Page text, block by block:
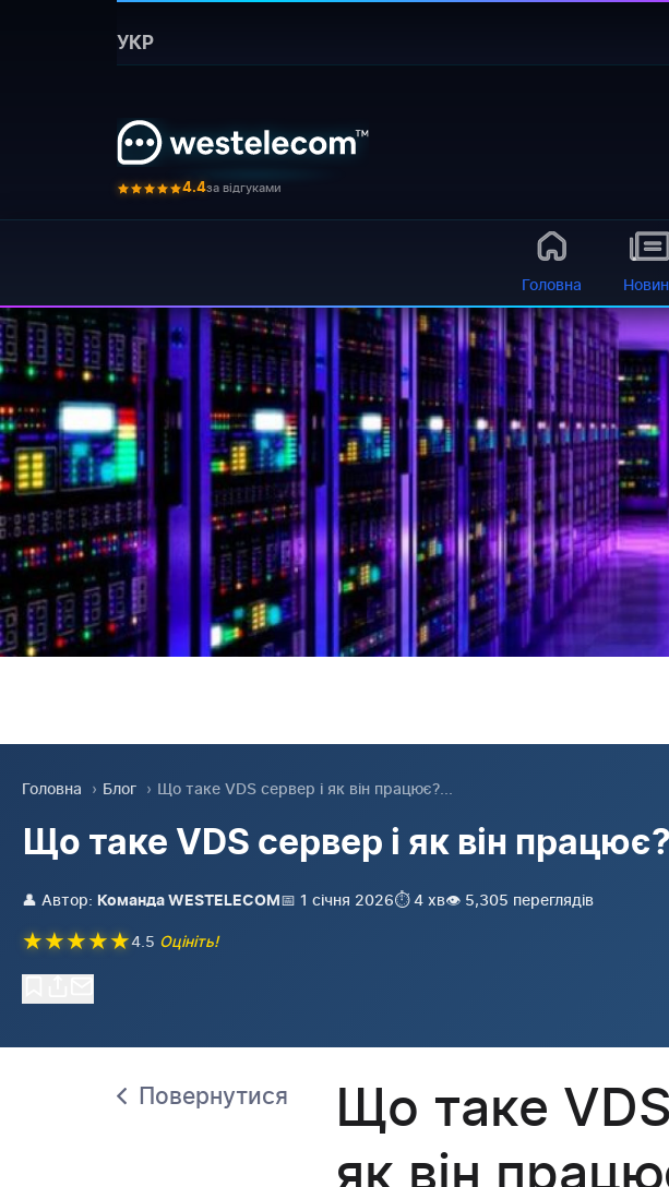
УКР
4.4за відгуками
Головна
⚡ Коротко:VDS (Virtual Dedicated Server) - це
Головна › Блог › Що таке VDS сервер і як він працює?...
Що таке VDS сервер і як він працює?
👤 Автор: Команда WESTELECOM 📅 1 січня 2026⏱️ 4 хв👁️ 5,305 переглядів
★★★★★4.5 Оцініть!
Повернутися
Що таке
як він